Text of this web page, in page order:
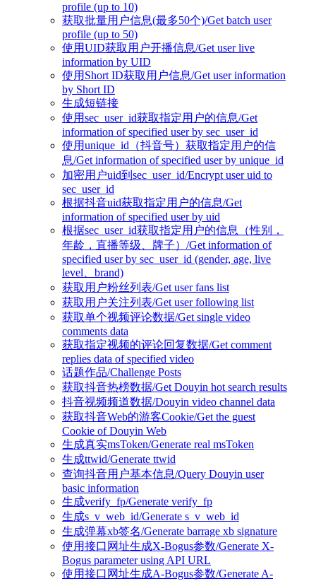
profile (up to 10)
获取批量用户信息(最多50个)/Get batch user
profile (up to 50)
使用UID获取用户开播信息/Get user live
information by UID
使用Short ID获取用户信息/Get user information
by Short ID
生成短链接
使用sec_user_id获取指定用户的信息/Get
information of specified user by sec_user_id
使用unique_id（抖音号）获取指定用户的信
息/Get information of specified user by unique_id
加密用户uid到sec_user_id/Encrypt user uid to
sec_user_id
根据抖音uid获取指定用户的信息/Get
information of specified user by uid
根据sec_user_id获取指定用户的信息（性别，
年龄，直播等级、牌子）/Get information of
specified user by sec_user_id (gender, age, live
level、brand)
获取用户粉丝列表/Get user fans list
获取用户关注列表/Get user following list
获取单个视频评论数据/Get single video
comments data
获取指定视频的评论回复数据/Get comment
replies data of specified video
话题作品/Challenge Posts
获取抖音热榜数据/Get Douyin hot search results
抖音视频频道数据/Douyin video channel data
获取抖音Web的游客Cookie/Get the guest
Cookie of Douyin Web
生成真实msToken/Generate real msToken
生成ttwid/Generate ttwid
查询抖音用户基本信息/Query Douyin user
basic information
生成verify_fp/Generate verify_fp
生成s_v_web_id/Generate s_v_web_id
生成弹幕xb签名/Generate barrage xb signature
使用接口网址生成X-Bogus参数/Generate X-
Bogus parameter using API URL
使用接口网址生成A-Bogus参数/Generate A-